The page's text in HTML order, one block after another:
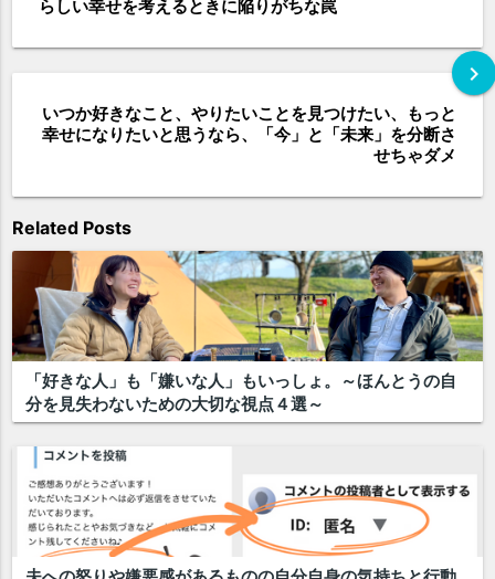
らしい幸せを考えるときに陥りがちな罠
chevron_right
いつか好きなこと、やりたいことを見つけたい、もっと
幸せになりたいと思うなら、「今」と「未来」を分断さ
せちゃダメ
Related Posts
「好きな人」も「嫌いな人」もいっしょ。～ほんとうの自
分を見失わないための大切な視点４選～